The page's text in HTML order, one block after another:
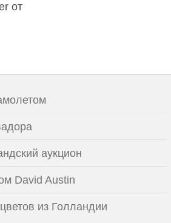
от
аукцион
David Austin
из Голландии